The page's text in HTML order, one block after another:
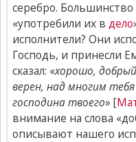
серебро. Большинство
«употребили их в дело
исполнители? Они
Господь, и принесли
сказал: «хорошо,
верен, над многим
господина твоего» [
внимание на слова
описывают нашего